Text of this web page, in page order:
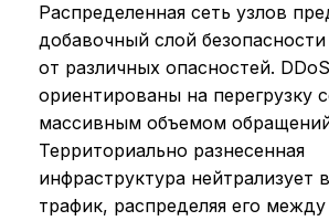
Распределенная сеть узлов
добавочный слой
от различных опасностей.
ориентированы на перегрузку
массивным объемом
Территориально разнесенная
инфраструктура нейтрализует
трафик, распределяя его